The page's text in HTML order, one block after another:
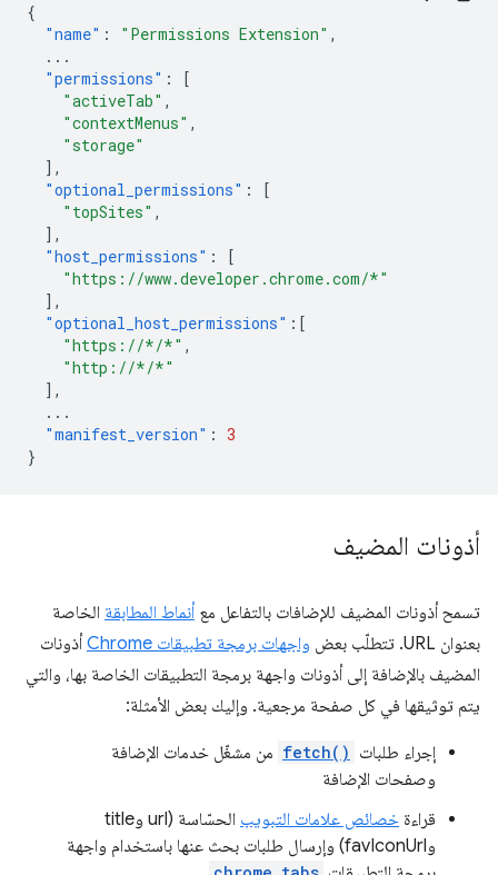
{
"name" : "Permissions Extension" ,
...
"permissions" :
[
"activeTab" ,
"contextMenus" ,
"storage"
],
"optional_permissions" :
[
"topSites" ,
],
"host_permissions" :
[
"https://www.developer.chrome.com/*"
],
"optional_host_permissions" :[
"https://*/*" ,
"http://*/*"
],
...
"manifest_version" : 3
}
أذونات المضيف
تسمح أذونات المضيف للإضافات بالتفاعل مع أنماط المطابقة الخاصة
بعنوان URL. تتطلّب بعض
واجهات برمجة تطبيقات Chrome
أذونات
المضيف بالإضافة إلى أذونات واجهة برمجة التطبيقات الخاصة بها، والتي
يتم توثيقها في كل صفحة مرجعية. وإليك بعض الأمثلة:
إجراء طلبات fetch() من مشغّل خدمات الإضافة
وصفحات الإضافة
قراءة خصائص علامات التبويب
الحسّاسة (url وtitle
وfavIconUrl) وإرسال طلبات بحث عنها باستخدام واجهة